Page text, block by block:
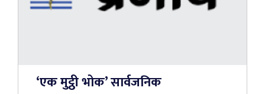
‘एक मुट्ठी भोक’ सार्वजनिक